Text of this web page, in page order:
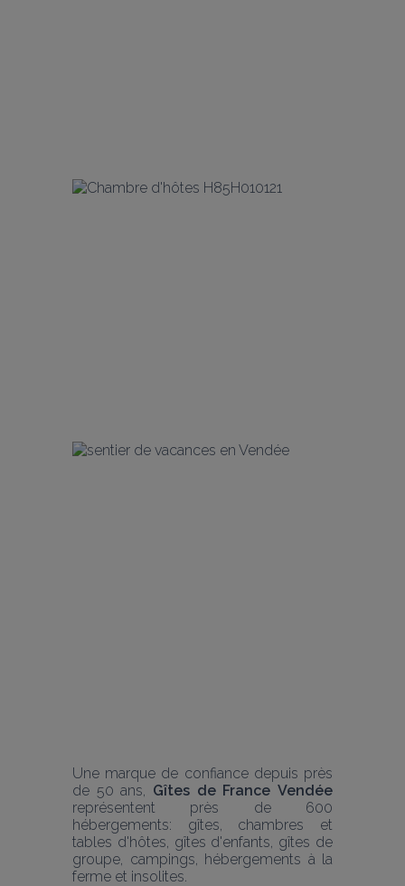
Une marque de confiance depuis près
de 50 ans, Gîtes de France Vendée
représentent près de 600
hébergements: gîtes, chambres et
tables d'hôtes, gîtes d'enfants, gîtes de
groupe, campings, hébergements à la
ferme et insolites.